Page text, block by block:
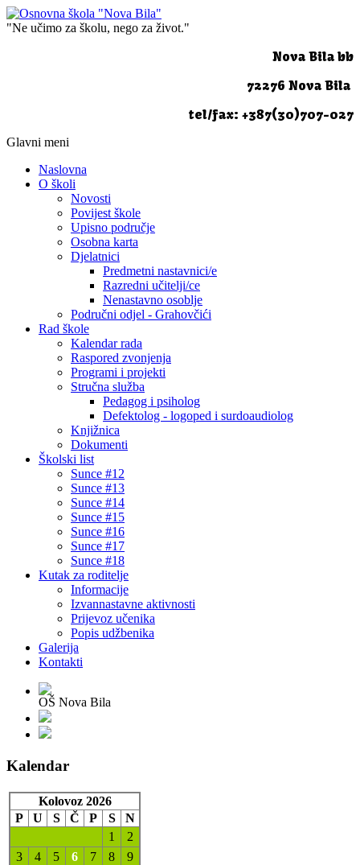
"Ne učimo za školu, nego za život."
Nova Bila bb
72276 Nova Bila
tel/fax: +387(30)707-027
Glavni meni
Naslovna
O školi
Novosti
Povijest škole
Upisno područje
Osobna karta
Djelatnici
Predmetni nastavnici/e
Razredni učitelji/ce
Nenastavno osoblje
Područni odjel - Grahovčići
Rad škole
Kalendar rada
Raspored zvonjenja
Programi i projekti
Stručna služba
Pedagog i psiholog
Defektolog - logoped i surdoaudiolog
Knjižnica
Dokumenti
Školski list
Sunce #12
Sunce #13
Sunce #14
Sunce #15
Sunce #16
Sunce #17
Sunce #18
Kutak za roditelje
Informacije
Izvannastavne aktivnosti
Prijevoz učenika
Popis udžbenika
Galerija
Kontakti
OŠ Nova Bila
Kalendar
Kolovoz 2026
P
U S Č P S
N
1
2
3
4 5 6 7 8
9